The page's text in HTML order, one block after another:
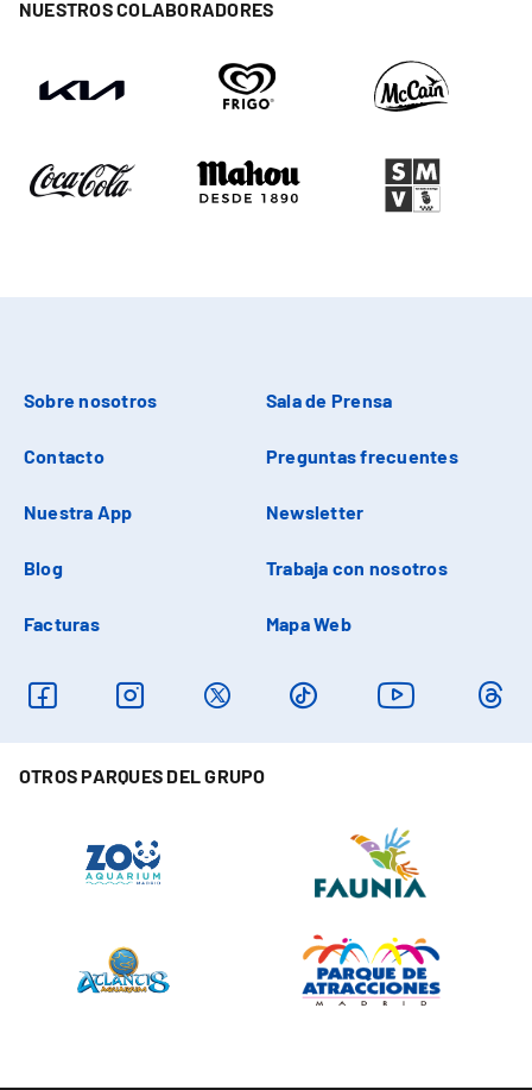
NUESTROS COLABORADORES
Sobre nosotros Sala de Prensa
Contacto Preguntas frecuentes
Nuestra App Newsletter
Blog Trabaja con nosotros
Facturas Mapa Web
OTROS PARQUES DEL GRUPO